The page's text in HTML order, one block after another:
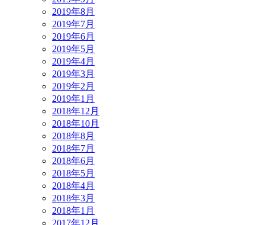
2019年8月
2019年7月
2019年6月
2019年5月
2019年4月
2019年3月
2019年2月
2019年1月
2018年12月
2018年10月
2018年8月
2018年7月
2018年6月
2018年5月
2018年4月
2018年3月
2018年1月
2017年12月